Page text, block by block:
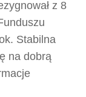
z 8
Stabilna
na dobrą